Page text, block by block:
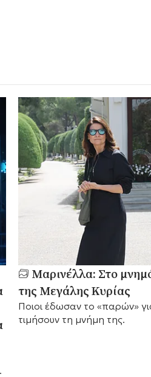
Μαρινέλλα: Στο
της Μεγάλης Κυρίας
Ποιοι έδωσαν το «παρών»
τιμήσουν τη μνήμη της.